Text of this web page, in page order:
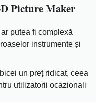
Picture Maker
ar putea fi complexă
instrumente și
un preț ridicat, ceea
utilizatorii ocazionali